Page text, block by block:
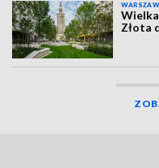
Złota